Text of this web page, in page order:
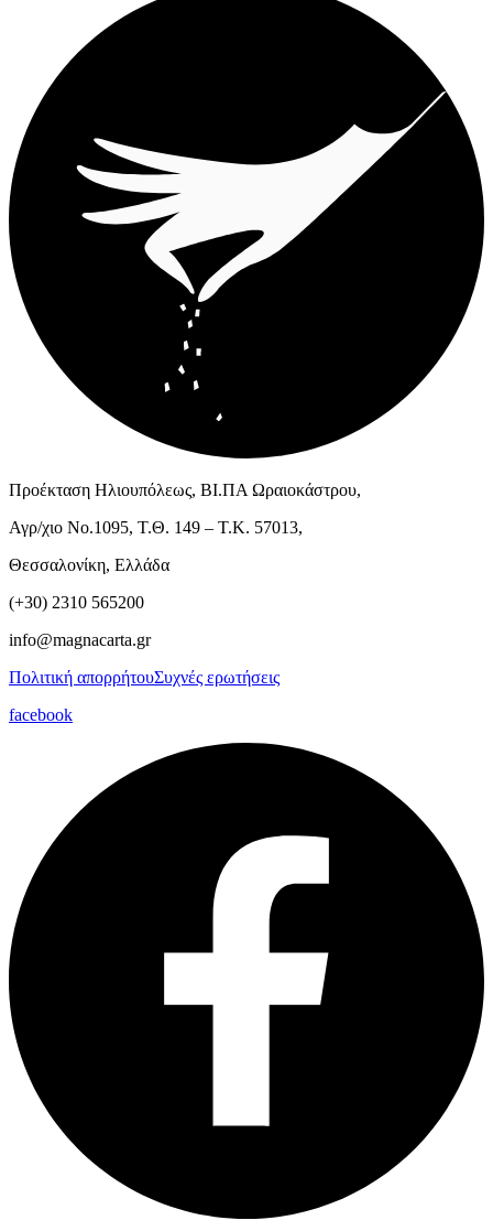
Προέκταση Ηλιουπόλεως, ΒΙ.ΠΑ Ωραιοκάστρου,
Αγρ/χιο Νο.1095, Τ.Θ. 149 – Τ.Κ. 57013,
Θεσσαλονίκη, Ελλάδα
(+30) 2310 565200
info@magnacarta.gr
Πολιτική απορρήτουΣυχνές ερωτήσεις
facebook